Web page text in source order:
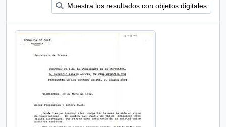
Muestra los resultados con objetos digitales